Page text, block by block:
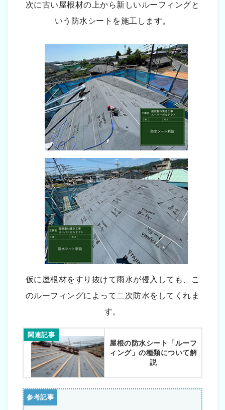
次に古い屋根材の上から新しいルーフィングと
いう防水シートを施工します。
仮に屋根材をすり抜けて雨水が侵入しても、こ
のルーフィングによって二次防水をしてくれま
す。
関連記事
屋根の防水シート「ルーフ
ィング」の種類について解
説